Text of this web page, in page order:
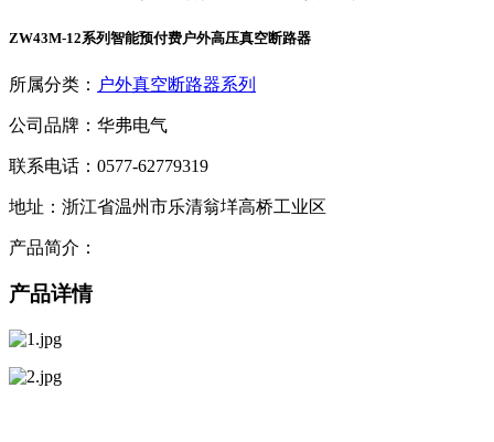
ZW43M-12系列智能预付费户外高压真空断路器
所属分类： 户外真空断路器系列
公司品牌：华弗电气
联系电话：0577-62779319
地址：浙江省温州市乐清翁垟高桥工业区
产品简介：
产品详情